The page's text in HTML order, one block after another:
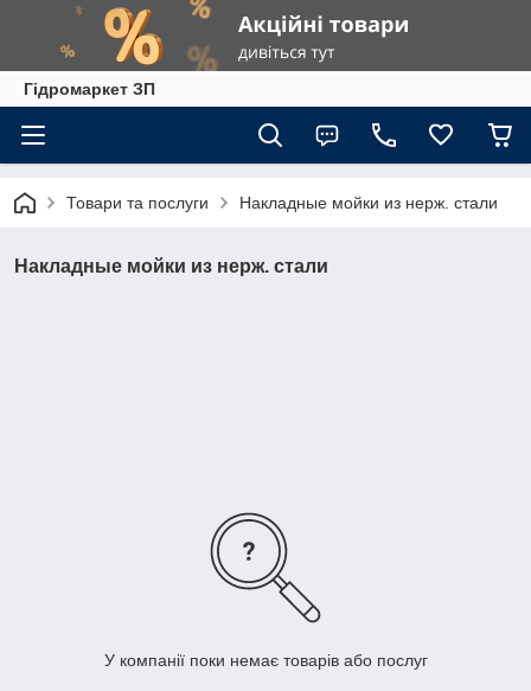
Гiдромаркет ЗП
Товари та послуги Накладные мойки из нерж. стали
Накладные мойки из нерж. стали
У компанії поки немає товарів або послуг